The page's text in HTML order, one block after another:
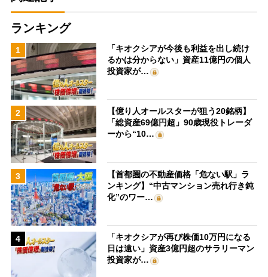
ランキング
1
「キオクシアが今後も利益を出し続け
るかは分からない」資産11億円の個人
投資家が…
2
【億り人オールスターが狙う20銘柄】
「総資産69億円超」90歳現役トレーダ
ーから“10…
3
【首都圏の不動産価格「危ない駅」ラ
ンキング】“中古マンション売れ行き鈍
化”のワー…
4
「キオクシアが再び株価10万円になる
日は遠い」資産3億円超のサラリーマン
投資家が…